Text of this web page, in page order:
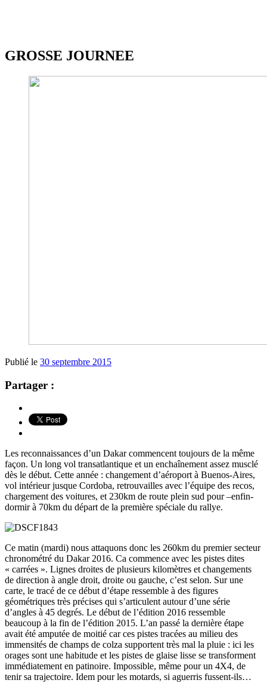
GROSSE JOURNEE
Publié le 30 septembre 2015
Partager :
Les reconnaissances d’un Dakar commencent toujours de la même
façon. Un long vol transatlantique et un enchaînement assez musclé
dès le début. Cette année : changement d’aéroport à Buenos-Aires,
vol intérieur jusque Cordoba, retrouvailles avec l’équipe des recos,
chargement des voitures, et 230km de route plein sud pour –enfin-
dormir à 70km du départ de la première spéciale du rallye.
Ce matin (mardi) nous attaquons donc les 260km du premier secteur
chronométré du Dakar 2016. Ca commence avec les pistes dites
« carrées ». Lignes droites de plusieurs kilomètres et changements
de direction à angle droit, droite ou gauche, c’est selon. Sur une
carte, le tracé de ce début d’étape ressemble à des figures
géométriques très précises qui s’articulent autour d’une série
d’angles à 45 degrés. Le début de l’édition 2016 ressemble
beaucoup à la fin de l’édition 2015. L’an passé la dernière étape
avait été amputée de moitié car ces pistes tracées au milieu des
immensités de champs de colza supportent très mal la pluie : ici les
orages sont une habitude et les pistes de glaise lisse se transforment
immédiatement en patinoire. Impossible, même pour un 4X4, de
tenir sa trajectoire. Idem pour les motards, si aguerris fussent-ils…